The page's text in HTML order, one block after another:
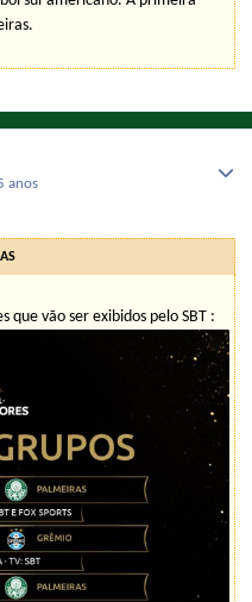
anos
que vão ser exibidos pelo SBT :